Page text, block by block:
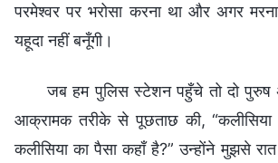
परमेश्वर पर भरोसा करना था और अगर
यहूदा नहीं बनूँगी।
जब हम पुलिस स्टेशन पहुँचे तो दो पुरुष
आक्रामक तरीके से पूछताछ की,
कलीसिया का पैसा कहाँ है?” उन्होंने मुझसे